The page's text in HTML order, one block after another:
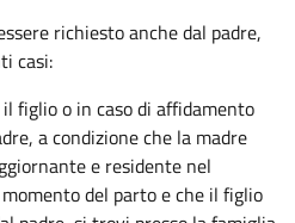
richiesto anche dal padre,
casi:
figlio o in caso di affidamento
a condizione che la madre
e residente nel
del parto e che il figlio